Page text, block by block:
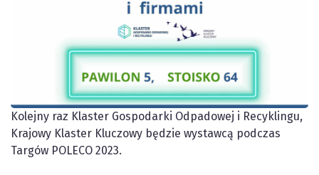
Kolejny raz Klaster Gospodarki Odpadowej i Recyklingu,
Krajowy Klaster Kluczowy będzie wystawcą podczas
Targów POLECO 2023.